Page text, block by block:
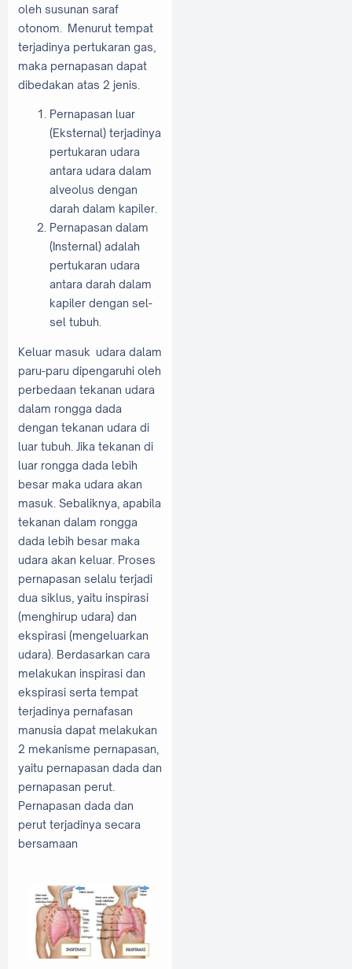
oleh susunan saraf
otonom. Menurut tempat
terjadinya pertukaran gas,
maka pernapasan dapat
dibedakan atas 2 jenis.
Pernapasan luar
(Eksternal) terjadinya
pertukaran udara
antara udara dalam
alveolus dengan
darah dalam kapiler.
Pernapasan dalam
(Insternal) adalah
pertukaran udara
antara darah dalam
kapiler dengan sel-
sel tubuh.
Keluar masuk udara dalam
paru-paru dipengaruhi oleh
perbedaan tekanan udara
dalam rongga dada
dengan tekanan udara di
luar tubuh. Jika tekanan di
luar rongga dada lebih
besar maka udara akan
masuk. Sebaliknya, apabila
tekanan dalam rongga
dada lebih besar maka
udara akan keluar. Proses
pernapasan selalu terjadi
dua siklus, yaitu inspirasi
(menghirup udara) dan
ekspirasi (mengeluarkan
udara). Berdasarkan cara
melakukan inspirasi dan
ekspirasi serta tempat
terjadinya pernafasan
manusia dapat melakukan
2 mekanisme pernapasan,
yaitu pernapasan dada dan
pernapasan perut.
Pernapasan dada dan
perut terjadinya secara
bersamaan